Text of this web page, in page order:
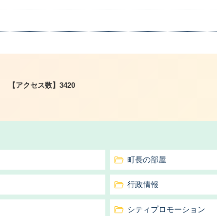
【アクセス数】 3420
町長の部屋
行政情報
シティプロモーション